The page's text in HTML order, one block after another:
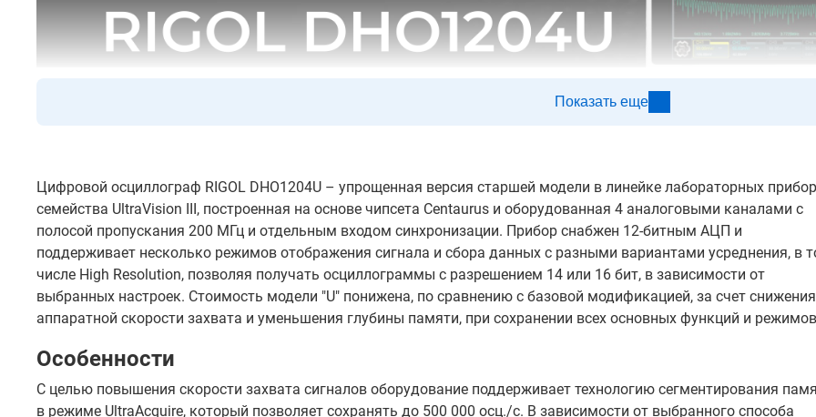
Показать еще
Цифровой осциллограф RIGOL DHO1204U – упрощенная версия старшей модели в линейке лабораторных
семейства UltraVision III, построенная на основе чипсета Centaurus и оборудованная 4 аналоговыми каналами с
полосой пропускания 200 МГц и отдельным входом синхронизации. Прибор снабжен 12-битным АЦП и
поддерживает несколько режимов отображения сигнала и сбора данных с разными вариантами усреднения, в
числе High Resolution, позволяя получать осциллограммы с разрешением 14 или 16 бит, в зависимости от
выбранных настроек. Стоимость модели "U" понижена, по сравнению с базовой модификацией, за счет снижения
аппаратной скорости захвата и уменьшения глубины памяти, при сохранении всех основных функций и
Особенности
С целью повышения скорости захвата сигналов оборудование поддерживает технологию сегментирования
в режиме UltraAcquire, который позволяет сохранять до 500 000 осц./с. В зависимости от выбранного способа